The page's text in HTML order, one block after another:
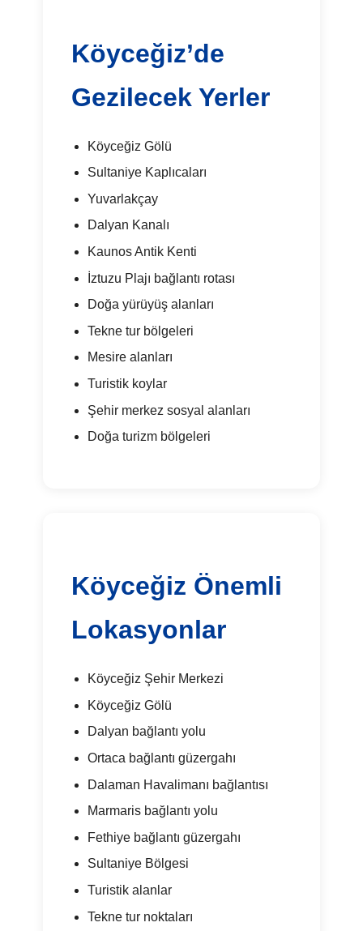
Köyceğiz’de
Gezilecek Yerler
Köyceğiz Gölü
Sultaniye Kaplıcaları
Yuvarlakçay
Dalyan Kanalı
Kaunos Antik Kenti
İztuzu Plajı bağlantı rotası
Doğa yürüyüş alanları
Tekne tur bölgeleri
Mesire alanları
Turistik koylar
Şehir merkez sosyal alanları
Doğa turizm bölgeleri
Köyceğiz Önemli
Lokasyonlar
Köyceğiz Şehir Merkezi
Köyceğiz Gölü
Dalyan bağlantı yolu
Ortaca bağlantı güzergahı
Dalaman Havalimanı bağlantısı
Marmaris bağlantı yolu
Fethiye bağlantı güzergahı
Sultaniye Bölgesi
Turistik alanlar
Tekne tur noktaları